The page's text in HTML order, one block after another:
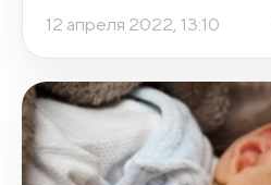
12 апреля 2022, 13:10